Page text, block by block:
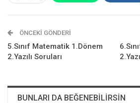
ReddIt
ÖNCEKI GÖNDERI
5.Sınıf Matematik 1.Dönem
2.Yazılı Soruları
BUNLARI DA BEĞENEBILIRSIN